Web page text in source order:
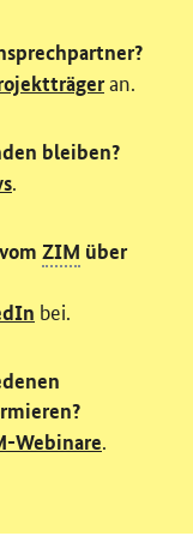
an.
bleiben?
.
ZIM über
bei.
Webinare.